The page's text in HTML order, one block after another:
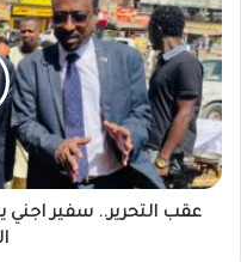
التحرير..
سفير
اجني
يباشر
بأول
جولة
دبلوماسية
بولاية
الخرطوم
عقب التحرير.. سفير اجني